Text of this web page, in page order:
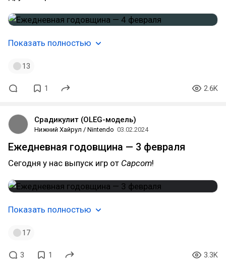
Показать полностью
13
1 2.6K
Срадикулит (OLEG-модель)
Нижний Хайрул / Nintendo 03.02.2024
Ежедневная годовщина — 3 февраля
Сегодня у нас выпуск игр от Capcom!
Показать полностью
17
3 1 3.3K